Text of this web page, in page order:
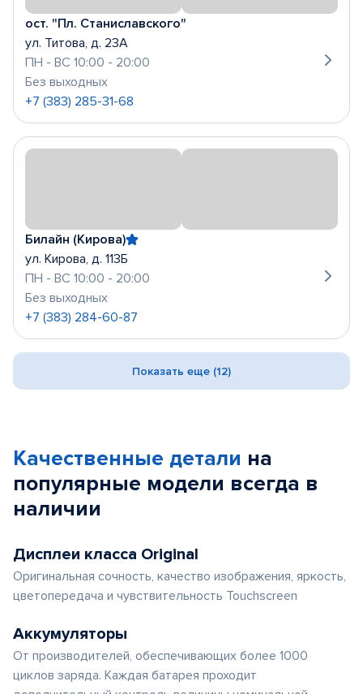
ост. "Пл. Станиславского"
ул. Титова, д. 23А
ПН - ВС 10:00 - 20:00
Без выходных
+7 (383) 285-31-68
Билайн (Кирова)
ул. Кирова, д. 113Б
ПН - ВС 10:00 - 20:00
Без выходных
+7 (383) 284-60-87
Показать еще (12)
Качественные детали на
популярные модели всегда в
наличии
Дисплеи класса Original
Оригинальная сочность, качество изображения, яркость,
цветопередача и чувствительность Touchscreen
Аккумуляторы
От производителей, обеспечивающих более 1000
циклов заряда. Каждая батарея проходит